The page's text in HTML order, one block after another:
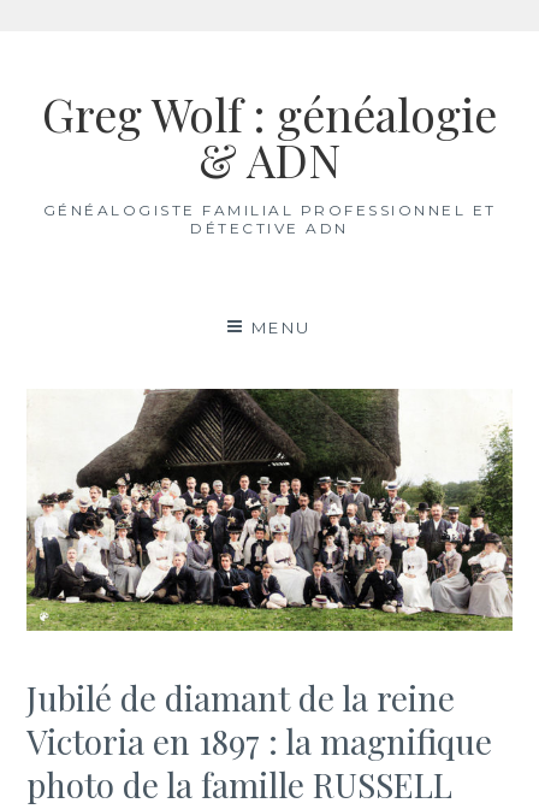
contenuGreg Wolf : généalogie
& ADN
GÉNÉALOGISTE FAMILIAL PROFESSIONNEL ET
DÉTECTIVE ADN
MENU
Jubilé de diamant de la reine
Victoria en 1897 : la magnifique
photo de la famille RUSSELL